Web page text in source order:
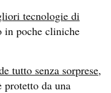
tecnologie di
in poche cliniche
tutto senza sorprese,
protetto da una